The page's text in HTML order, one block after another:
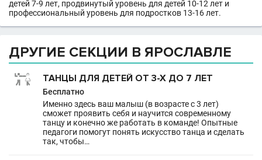
детей 7-9 лет, продвинутый уровень для детей 10-12 лет и
профессиональный уровень для подростков 13-16 лет.
ДРУГИЕ СЕКЦИИ В ЯРОСЛАВЛЕ
ТАНЦЫ ДЛЯ ДЕТЕЙ ОТ 3-Х ДО 7 ЛЕТ
Бесплатно
Именно здесь ваш малыш (в возрасте с 3 лет)
сможет проявить себя и научится современному
танцу и конечно же работать в команде! Опытные
педагоги помогут понять искусство танца и сделать
так, чтобы…